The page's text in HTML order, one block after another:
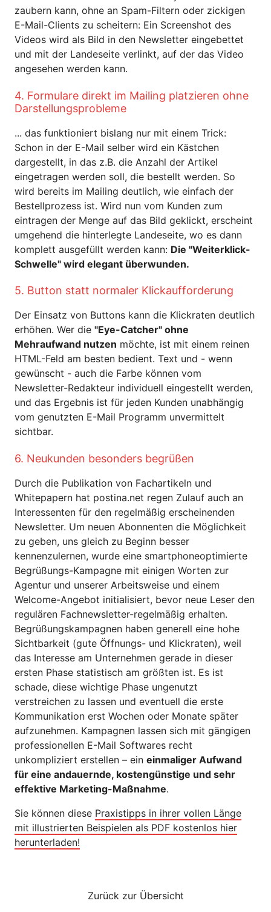
zaubern kann, ohne an Spam-Filtern oder zickigen
E-Mail-Clients zu scheitern: Ein Screenshot des
Videos wird als Bild in den Newsletter eingebettet
und mit der Landeseite verlinkt, auf der das Video
angesehen werden kann.
4. Formulare direkt im Mailing platzieren ohne
Darstellungsprobleme
... das funktioniert bislang nur mit einem Trick:
Schon in der E-Mail selber wird ein Kästchen
dargestellt, in das z.B. die Anzahl der Artikel
eingetragen werden soll, die bestellt werden. So
wird bereits im Mailing deutlich, wie einfach der
Bestellprozess ist. Wird nun vom Kunden zum
eintragen der Menge auf das Bild geklickt, erscheint
umgehend die hinterlegte Landeseite, wo es dann
komplett ausgefüllt werden kann: Die "Weiterklick-
Schwelle" wird elegant überwunden.
5. Button statt normaler Klickaufforderung
Der Einsatz von Buttons kann die Klickraten deutlich
erhöhen. Wer die "Eye-Catcher" ohne
Mehraufwand nutzen möchte, ist mit einem reinen
HTML-Feld am besten bedient. Text und - wenn
gewünscht - auch die Farbe können vom
Newsletter-Redakteur individuell eingestellt werden,
und das Ergebnis ist für jeden Kunden unabhängig
vom genutzten E-Mail Programm unvermittelt
sichtbar.
6. Neukunden besonders begrüßen
Durch die Publikation von Fachartikeln und
Whitepapern hat postina.net regen Zulauf auch an
Interessenten für den regelmäßig erscheinenden
Newsletter. Um neuen Abonnenten die Möglichkeit
zu geben, uns gleich zu Beginn besser
kennenzulernen, wurde eine smartphoneoptimierte
Begrüßungs-Kampagne mit einigen Worten zur
Agentur und unserer Arbeitsweise und einem
Welcome-Angebot initialisiert, bevor neue Leser den
regulären Fachnewsletter-regelmäßig erhalten.
Begrüßungskampagnen haben generell eine hohe
Sichtbarkeit (gute Öffnungs- und Klickraten), weil
das Interesse am Unternehmen gerade in dieser
ersten Phase statistisch am größten ist. Es ist
schade, diese wichtige Phase ungenutzt
verstreichen zu lassen und eventuell die erste
Kommunikation erst Wochen oder Monate später
aufzunehmen. Kampagnen lassen sich mit gängigen
professionellen E-Mail Softwares recht
unkompliziert erstellen – ein einmaliger Aufwand
für eine andauernde, kostengünstige und sehr
effektive Marketing-Maßnahme.
Sie können diese Praxistipps in ihrer vollen Länge
mit illustrierten Beispielen als PDF kostenlos hier
herunterladen!
Zurück zur Übersicht